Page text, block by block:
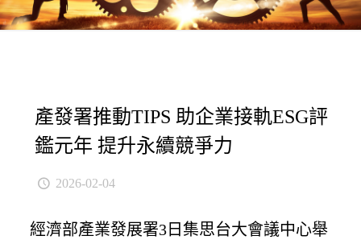
產發署推動TIPS 助企業接軌ESG評
鑑元年 提升永續競爭力
2026-02-04
經濟部產業發展署3日集思台大會議中心舉